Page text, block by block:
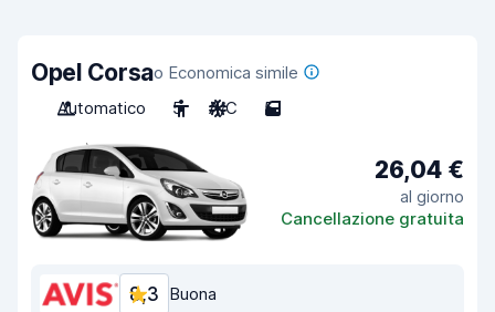
Opel Corsao Economica simile
Automatico
5 A/C 5
26,04 €
al giorno
Cancellazione gratuita
8,3 Buona